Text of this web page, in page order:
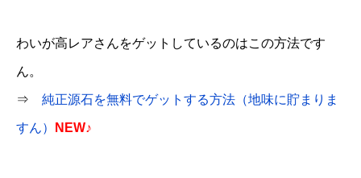
わいが高レアさんをゲットしているのはこの方法です
ん。
⇒ 純正源石を無料でゲットする方法（地味に貯まりま
すん） NEW♪